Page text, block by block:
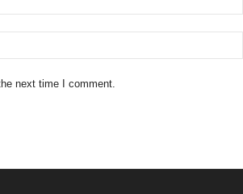
next time I comment.